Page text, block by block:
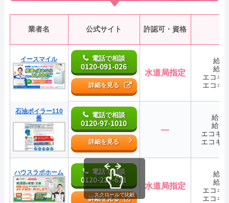
業者名 公式サイト 許認可・資格
イースマイル 電話で相談
0120-091-026
詳細を見る
水道局指定
給
給
エコキ
エコキ
石油ボイラー110
番
電話で相談
0120-97-1010
詳細を見る
―
給湯
給湯
エコキ
エコキ
ハウスラボホーム 電話で相談
0120-221-611
詳細を見る
水道局指定
給
給
エコキ
エコキ
スクロールで比較